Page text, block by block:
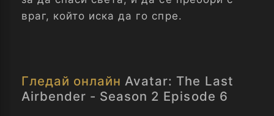
враг, който иска да го спре.
Гледай онлайнAvatar: The Last
Airbender - Season 2 Episode 6